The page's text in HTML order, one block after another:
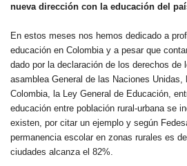
nueva dirección con la educación del
En estos meses nos hemos dedicado a
educación en Colombia y a pesar que
dado por la declaración de los derechos de
asamblea General de las Naciones
Colombia, la Ley General de Educación,
educación entre población rural-urbana se
existen, por citar un ejemplo y según
permanencia escolar en zonas rurales es
ciudades alcanza el 82%.